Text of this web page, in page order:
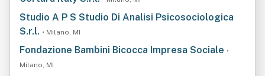
Studio A P S Studio Di Analisi Psicosociologica
S.r.l. • Milano, MI
Fondazione Bambini Bicocca Impresa Sociale •
Milano, MI